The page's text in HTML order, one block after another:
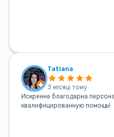
Tatiana
3 місяці тому
Искренне благодарна
квалифицированную помощь!